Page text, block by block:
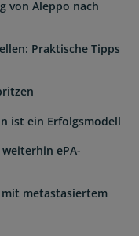
von Aleppo nach
Praktische Tipps
ist ein Erfolgsmodell
ePA-
metastasiertem